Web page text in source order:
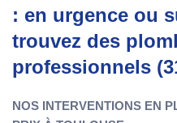
: en urgence ou
trouvez des
professionnels
NOS INTERVENTIONS EN